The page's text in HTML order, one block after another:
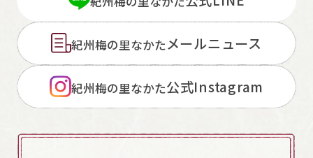
紀州梅の里なかたメールニュース
紀州梅の里なかた公式Instagram